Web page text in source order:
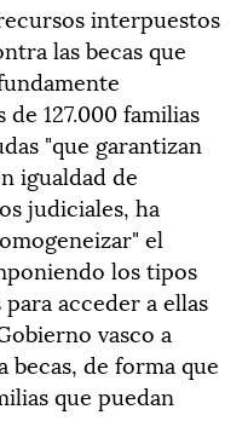
interpuestos
las becas que
127.000 familias
"que garantizan
igualdad de
judiciales, ha
el
los tipos
acceder a ellas
vasco a
becas, de forma que
que puedan